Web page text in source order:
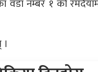
वडा नम्बर १ को